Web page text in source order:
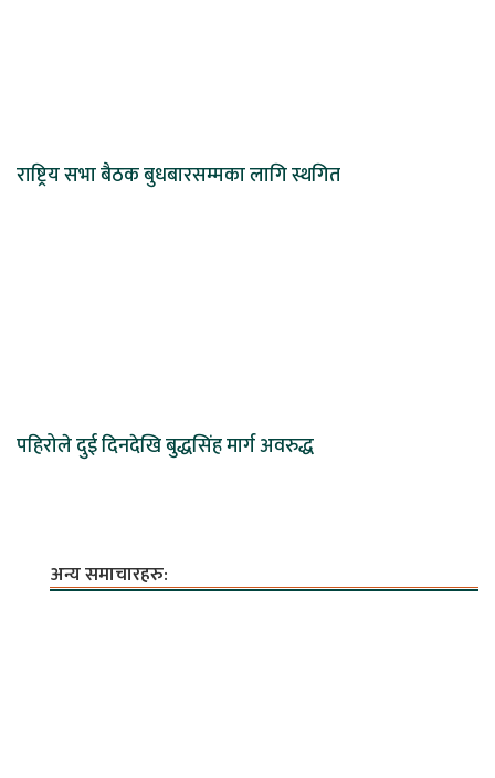
राष्ट्रिय सभा बैठक बुधबारसम्मका लागि स्थगित
पहिरोले दुई दिनदेखि बुद्धसिंह मार्ग अवरुद्ध
अन्य समाचारहरु: